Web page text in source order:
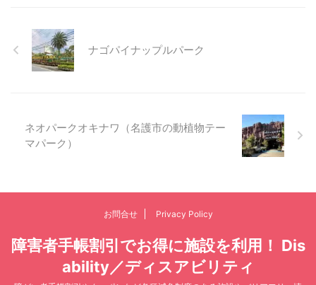
ナゴパイナップルパーク
ネオパークオキナワ（名護市の動植物テー
マパーク）
お問合せ Privacy Policy
障害者手帳割引でお得に施設を利用！ Dis
ability／ディスアビリティ